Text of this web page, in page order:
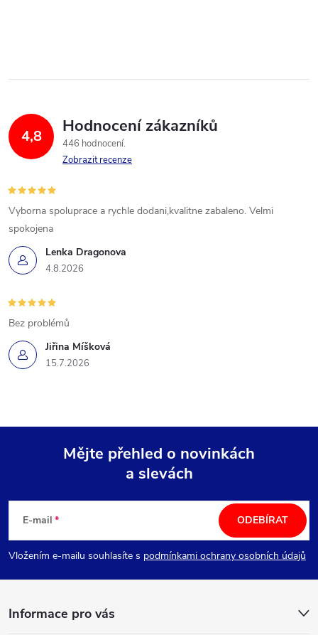
4,8 Hodnocení zákazníků
446 hodnocení
Zobrazit recenze
Lenka Dragonova
4.8.2026
Vyborna spoluprace a rychle dodani,kvalitne zabaleno. Velmi
spokojena
Jiřina Míšková
15.7.2026
Bez problémů
p
a
Mějte přehled o novinkách
a slevách
E-mail
Vložením e-mailu souhlasíte s podmínkami ochrany osobních údajů
ODEBÍRAT
Informace pro vás